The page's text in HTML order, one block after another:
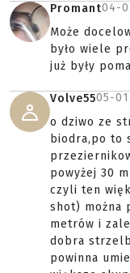
Promant04-
Może
było wiele
już były
Volve5505-
o dziwo ze
biodra,po to
powyżej 30
czyli ten
shot) można
metrów i
dobra
powinna